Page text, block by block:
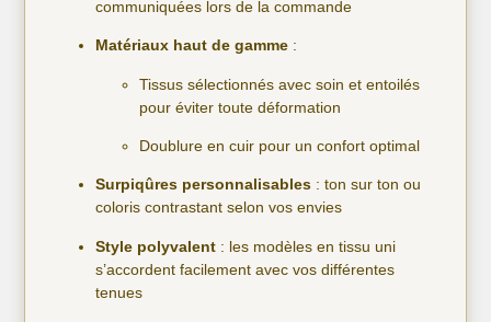
communiquées lors de la commande
Matériaux haut de gamme :
Tissus sélectionnés avec soin et entoilés
pour éviter toute déformation
Doublure en cuir pour un confort optimal
Surpiqûres personnalisables : ton sur ton ou
coloris contrastant selon vos envies
Style polyvalent : les modèles en tissu uni
s’accordent facilement avec vos différentes
tenues